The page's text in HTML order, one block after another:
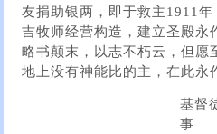
友捐助银两，即于救主1911
吉牧师经营构造，建立圣殿永
略书颠末，以志不朽云，但愿
地上没有神能比的主，在此永
基督
事